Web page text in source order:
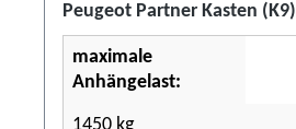
Peugeot Partner Kasten (K9)
maximale
Anhängelast: